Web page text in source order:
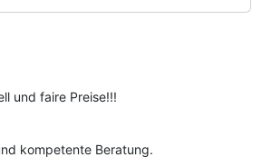
und faire Preise!!!
kompetente Beratung.